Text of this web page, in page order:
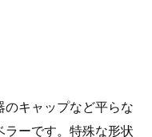
のキャップなど平らな
ーです。特殊な形状